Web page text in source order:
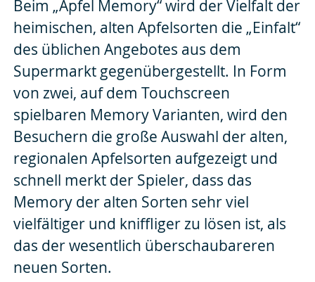
Beim „Apfel Memory“ wird der Vielfalt der
heimischen, alten Apfelsorten die „Einfalt“
des üblichen Angebotes aus dem
Supermarkt gegenübergestellt. In Form
von zwei, auf dem Touchscreen
spielbaren Memory Varianten, wird den
Besuchern die große Auswahl der alten,
regionalen Apfelsorten aufgezeigt und
schnell merkt der Spieler, dass das
Memory der alten Sorten sehr viel
vielfältiger und kniffliger zu lösen ist, als
das der wesentlich überschaubareren
neuen Sorten.